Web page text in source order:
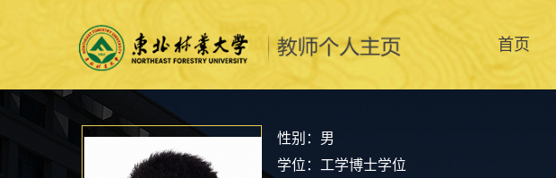
首页
性别：男
学位：工学博士学位